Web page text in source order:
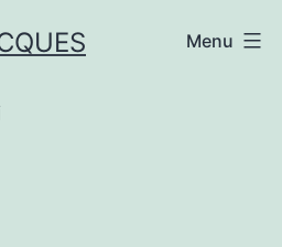
Menu